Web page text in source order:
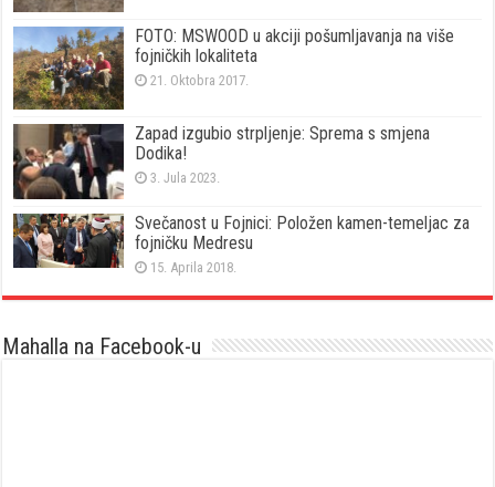
FOTO: MSWOOD u akciji pošumljavanja na više
fojničkih lokaliteta
21. Oktobra 2017.
Zapad izgubio strpljenje: Sprema s smjena
Dodika!
3. Jula 2023.
Svečanost u Fojnici: Položen kamen-temeljac za
fojničku Medresu
15. Aprila 2018.
Mahalla na Facebook-u